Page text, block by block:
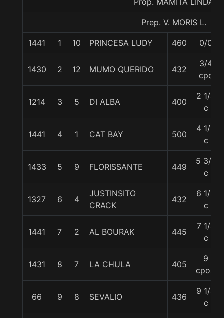
Prop. MAMITA LINDA
Prep. V. MORIS L.
1441 1 10 PRINCESA LUDY 460 0/0
1430 2 12 MUMO QUERIDO 432
3/4
cpo
1214 3 5 DI ALBA 400
2 1/4
c
1441 4 1 CAT BAY 500
4 1/2
c
1433 5 9 FLORISSANTE 449
5 3/4
c
1327 6 4
JUSTINSITO
CRACK
432
6 1/2
c
1441 7 2 AL BOURAK 445
7 1/4
c
1431 8 7 LA CHULA 405
9
cpos.
66 9 8 SEVALIO 436
9 1/4
c